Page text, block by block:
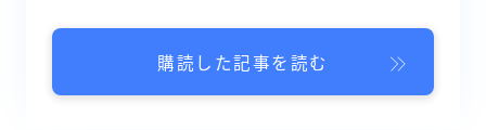
購読した記事を読む